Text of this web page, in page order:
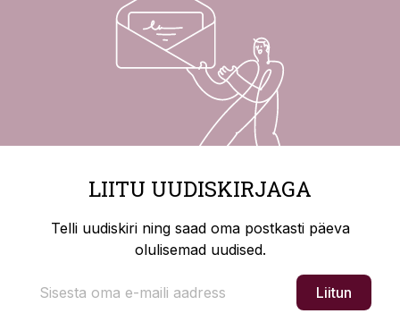
LIITU UUDISKIRJAGA
Telli uudiskiri ning saad oma postkasti päeva
olulisemad uudised.
Liitun